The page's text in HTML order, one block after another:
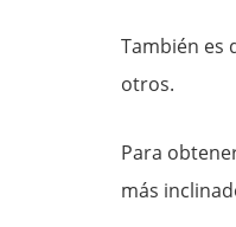
También es
otros.
Para
más